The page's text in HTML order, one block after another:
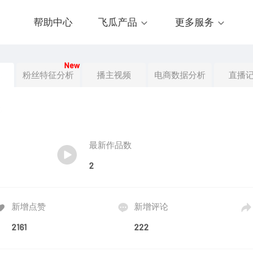
帮助中心 飞瓜产品 更多服务
粉丝特征分析
New
播主视频 电商数据分析 直播
最新作品数
2
新增点赞
2161
新增评论
222